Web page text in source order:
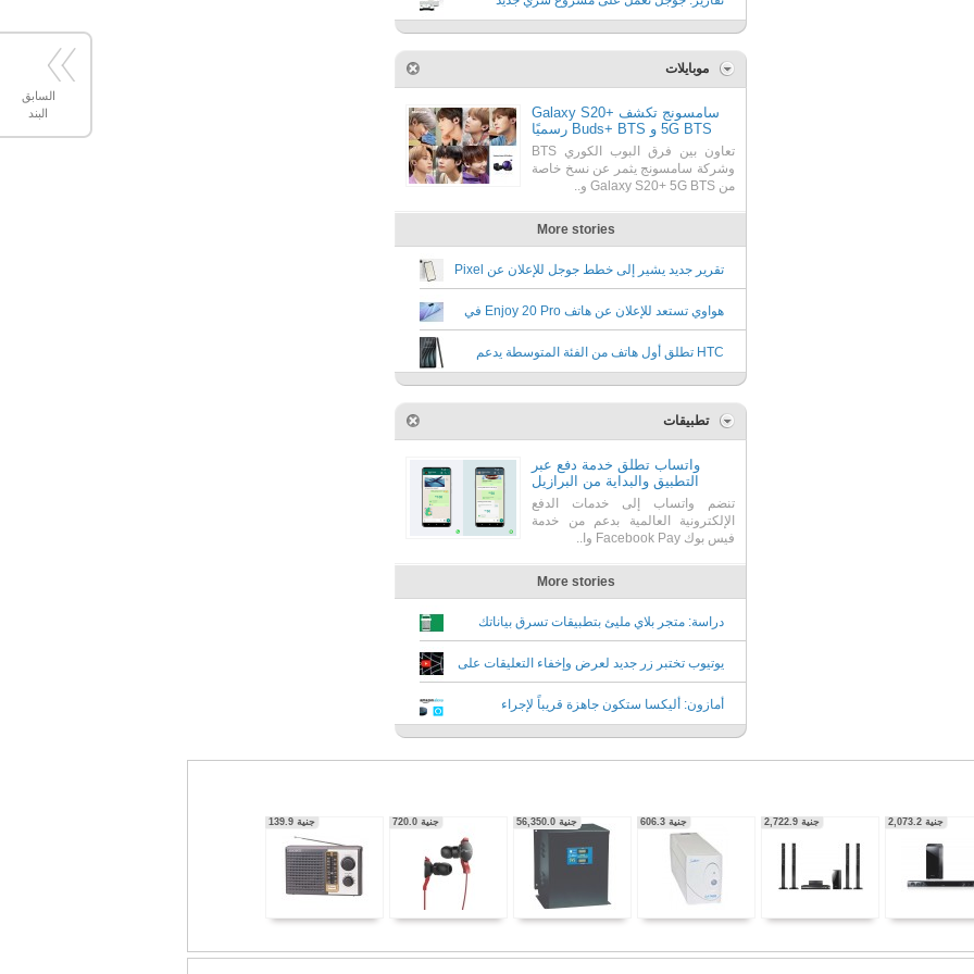
موبايلات
سامسونج تكشف Galaxy S20+
5G BTS و Buds+ BTS رسميًا
تعاون بين فرق البوب الكوري BTS
وشركة سامسونج يثمر عن نسخ خاصة
من Galaxy S20+ 5G BTS و..
More stories
تقرير جديد يشير إلى خطط جوجل للإعلان عن Pixel
هواوي تستعد للإعلان عن هاتف Enjoy 20 Pro في
19 من يونيو
HTC تطلق أول هاتف من الفئة المتوسطة يدعم
الجيل الخامس
تطبيقات
واتساب تطلق خدمة دفع عبر
التطبيق والبداية من البرازيل
تنضم واتساب إلى خدمات الدفع
الإلكترونية العالمية بدعم من خدمة
فيس بوك Facebook Pay وا..
More stories
دراسة: متجر بلاي مليئ بتطبيقات تسرق بياناتك
يوتيوب تختبر زر جديد لعرض وإخفاء التعليقات على
أندرويد
أمازون: أليكسا ستكون جاهزة قريباً لإجراء
محادثات تفاعلية أقرب ما يكون للأسلوب البشري
السابق
البند
139.9 جنية 720.0 جنية 56,350.0 جنية 606.3 جنية 2,722.9 جنية 2,073.2 جنية